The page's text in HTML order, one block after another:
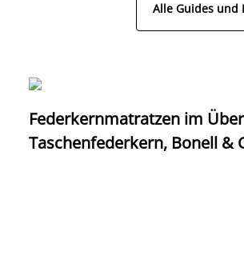
Alle Guides und
Federkernmatratzen im
Taschenfederkern, Bonell &